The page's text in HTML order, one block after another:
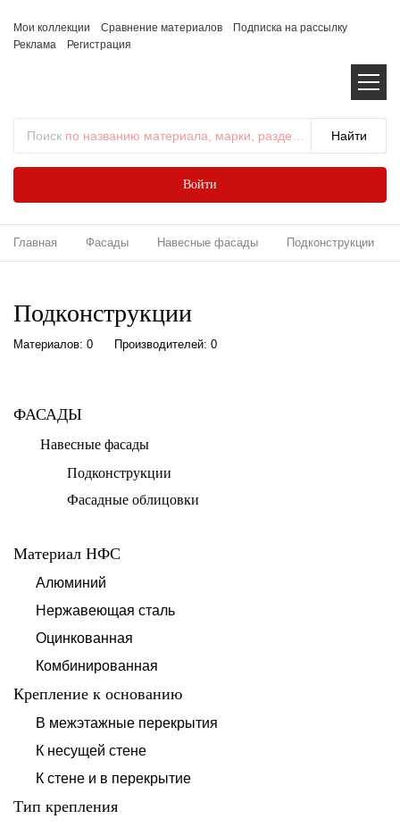
Мои коллекции Сравнение материалов
Подписка на рассылку
Реклама
Регистрация
Поиск по названию материала, марки, раздела...
Войти
Главная Фасады Навесные фасады Подконструкции
Подконструкции
Материалов: 0 Производителей: 0
ФАСАДЫ
Навесные фасады
Подконструкции
Фасадные облицовки
Материал НФС
Алюминий
Нержавеющая сталь
Оцинкованная
Комбинированная
Крепление к основанию
В межэтажные перекрытия
К несущей стене
К стене и в перекрытие
Тип крепления